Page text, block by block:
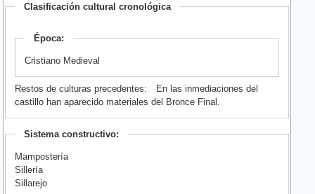
Clasificación cultural cronológica
Época:
Cristiano Medieval
Restos de culturas precedentes:
En las inmediaciones del
castillo han aparecido materiales del Bronce Final.
Sistema constructivo:
Mampostería
Sillería
Sillarejo